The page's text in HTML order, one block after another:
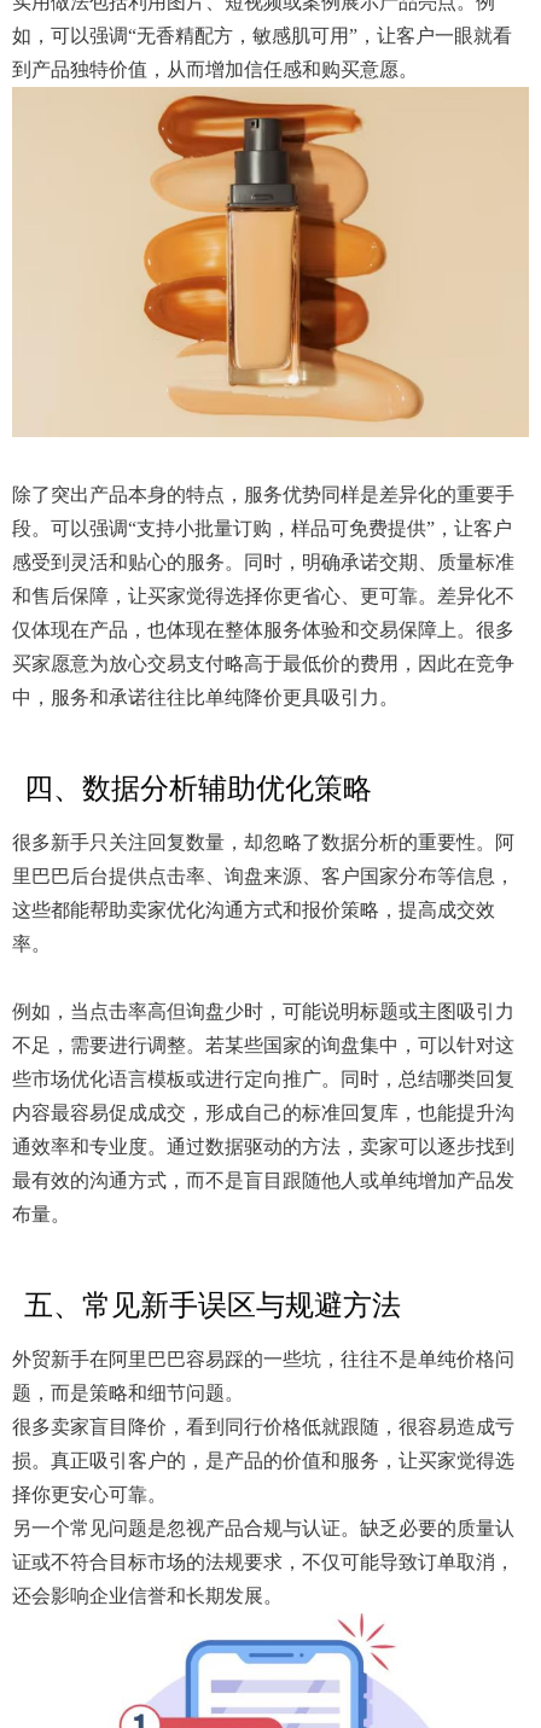
如，可以强调“无香精配方，敏感肌可用”，让客户一眼就看
到产品独特价值，从而增加信任感和购买意愿。
除了突出产品本身的特点，服务优势同样是差异化的重要手
段。可以强调“支持小批量订购，样品可免费提供”，让客户
感受到灵活和贴心的服务。同时，明确承诺交期、质量标准
和售后保障，让买家觉得选择你更省心、更可靠。差异化不
仅体现在产品，也体现在整体服务体验和交易保障上。很多
买家愿意为放心交易支付略高于最低价的费用，因此在竞争
中，服务和承诺往往比单纯降价更具吸引力。
四、数据分析辅助优化策略
很多新手只关注回复数量，却忽略了数据分析的重要性。阿
里巴巴后台提供点击率、询盘来源、客户国家分布等信息，
这些都能帮助卖家优化沟通方式和报价策略，提高成交效
率。
例如，当点击率高但询盘少时，可能说明标题或主图吸引力
不足，需要进行调整。若某些国家的询盘集中，可以针对这
些市场优化语言模板或进行定向推广。同时，总结哪类回复
内容最容易促成成交，形成自己的标准回复库，也能提升沟
通效率和专业度。通过数据驱动的方法，卖家可以逐步找到
最有效的沟通方式，而不是盲目跟随他人或单纯增加产品发
布量。
五、常见新手误区与规避方法
外贸新手在阿里巴巴容易踩的一些坑，往往不是单纯价格问
题，而是策略和细节问题。
很多卖家盲目降价，看到同行价格低就跟随，很容易造成亏
损。真正吸引客户的，是产品的价值和服务，让买家觉得选
择你更安心可靠。
另一个常见问题是忽视产品合规与认证。缺乏必要的质量认
证或不符合目标市场的法规要求，不仅可能导致订单取消，
还会影响企业信誉和长期发展。